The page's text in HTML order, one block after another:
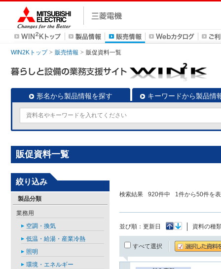
WIN2Kトップ 販売情報 販促資料一覧
形名から製品情報を探す キーワードから製品情
販促資料一覧
検索結果 920件中 1件から50件を
並び順： 更新日 資料の種
すべて選択
絞り込み
製品分類
業務用
空調・換気
低温・給湯・産業冷熱
照明
環境・エネルギー